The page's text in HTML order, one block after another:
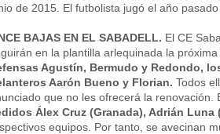
de 2015. El futbolista jugó el año
BAJAS EN EL SABADELL. El CE
en la plantilla arlequinada la
Agustín, Bermudo y Redondo,
Aarón Bueno y Florian. Todos
que no les ofrecerá la renovación.
Álex Cruz (Granada), Adrián
equipos. Por tanto, se avecinan